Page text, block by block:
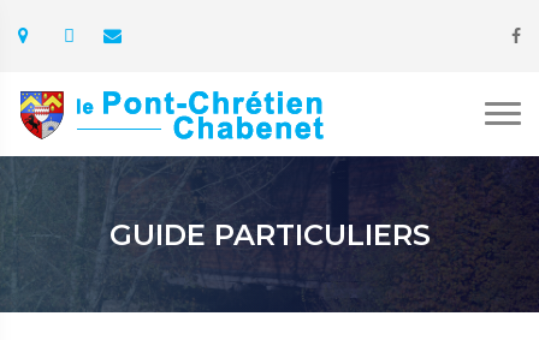
GUIDE PARTICULIERS